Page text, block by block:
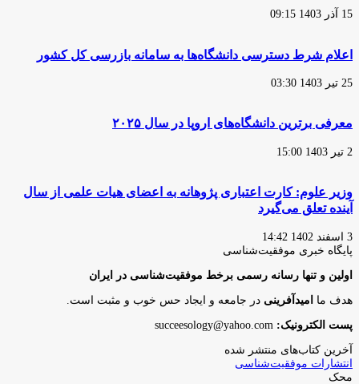
15 آذر 1403 09:15
اعلام شرط دسترسی دانشگاه‌ها به سامانه بازرسی کل کشور
25 تیر 1403 03:30
معرفی برترین دانشگاه‌های اروپا در سال ۲۰۲۵
2 تیر 1403 15:00
وزیر علوم: کارت اعتباری پژوهانه به اعضای هیات علمی از سال
آینده تعلق می‌گیرد
3 اسفند 1402 14:42
پایگاه‌ خبری موفقیت‌شناسی
اولین و تنها رسانه رسمی برخط موفقیت‌شناسی در ایران
هدف ما امیدآفرینی در جامعه و ایجاد حس خوب و مثبت است.
پست الکترونیک:
آخرین کتاب‌های منتشر شده
انتشارات موفقیت‌شناسی
محک